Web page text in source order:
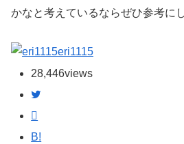
かなと考えているならぜひ参考に
eri1115
28,446views
B!